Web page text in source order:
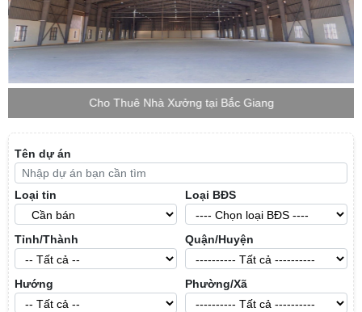
Cho Thuê Nhà Xưởng tại Bắc Giang
Tên dự án
Loại tin Loại BĐS
Tỉnh/Thành Quận/Huyện
Hướng Phường/Xã